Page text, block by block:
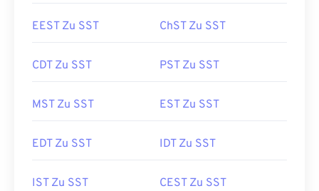
EEST Zu SST ChST Zu SST
CDT Zu SST PST Zu SST
MST Zu SST EST Zu SST
EDT Zu SST IDT Zu SST
IST Zu SST CEST Zu SST